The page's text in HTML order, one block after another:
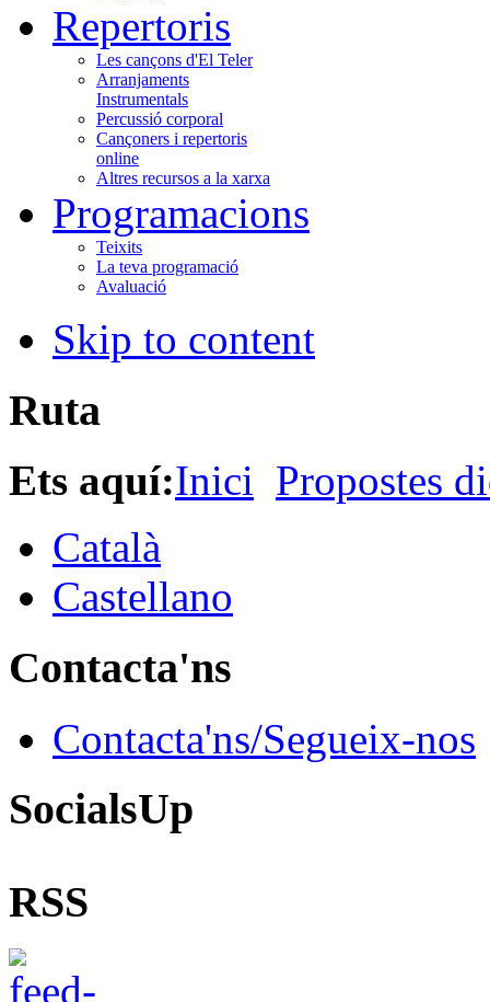
Repertoris
Les cançons d'El Teler
Arranjaments
Instrumentals
Percussió corporal
Cançoners i repertoris
online
Altres recursos a la xarxa
Programacions
Teixits
La teva programació
Avaluació
Skip to content
Ruta
Ets aquí:Inici Propostes
Català
Castellano
Contacta'ns
Contacta'ns/Segueix-nos
SocialsUp
RSS